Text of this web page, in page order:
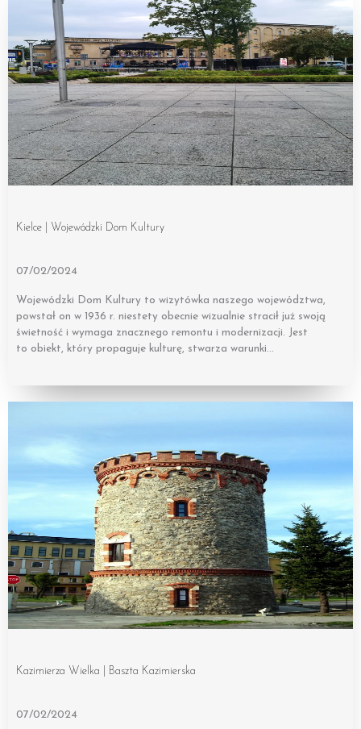
Kielce | Wojewódzki Dom Kultury
07/02/2024
Wojewódzki Dom Kultury to wizytówka naszego województwa,
powstał on w 1936 r. niestety obecnie wizualnie stracił już swoją
świetność i wymaga znacznego remontu i modernizacji. Jest
to obiekt, który propaguje kulturę, stwarza warunki…
Kazimierza Wielka | Baszta Kazimierska
07/02/2024